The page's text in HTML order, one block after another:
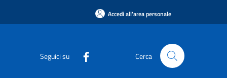
Accedi all'area personale
Seguici su Cerca